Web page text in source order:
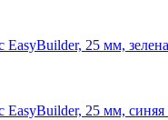
25 мм,
25 мм, синяя